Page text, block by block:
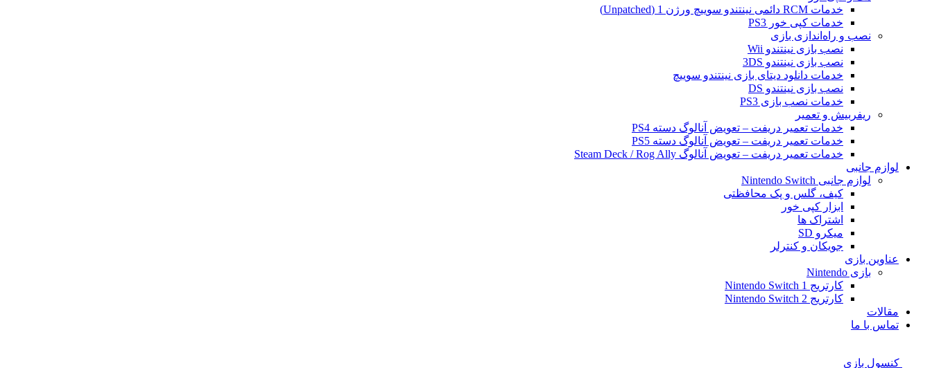
خدمات RCM دائمی نینتندو سوییچ ورژن 1 (Unpatched)
خدمات کپی خور PS3
نصب و راه‌اندازی بازی
نصب بازی نینتندو Wii
نصب بازی نینتندو 3DS
خدمات دانلود دیتای بازی نینتندو سوییچ
نصب بازی نینتندو DS
خدمات نصب بازی PS3
ریفربیش و تعمیر
خدمات تعمیر دریفت – تعویض آنالوگ دسته PS4
خدمات تعمیر دریفت – تعویض آنالوگ دسته PS5
خدمات تعمیر دریفت – تعویض آنالوگ Steam Deck / Rog Ally
لوازم جانبی
لوازم جانبی Nintendo Switch
کیف، گلس و پک محافظتی
ابزار کپی خور
اشتراک ها
میکرو SD
جویکان و کنترلر
عناوین بازی
بازی Nintendo
کارتریج Nintendo Switch 1
کارتریج Nintendo Switch 2
مقالات
تماس با ما
کنسول بازی